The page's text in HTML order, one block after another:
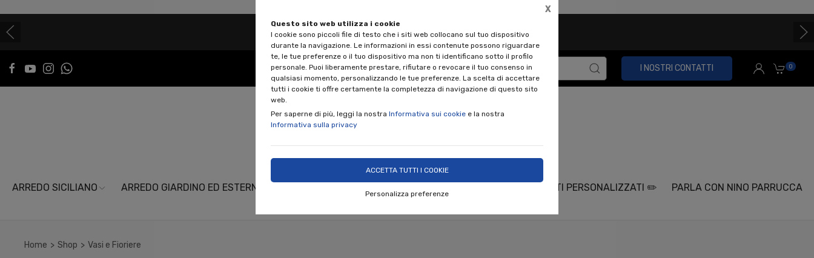
Questo sito web utilizza i cookie
I cookie sono piccoli file di testo che i siti web collocano sul tuo dispositivo
durante la navigazione. Le informazioni in essi contenute possono riguardare
te, le tue preferenze o il tuo dispositivo ma non ti identificano sotto il profilo
personale. Puoi liberamente prestare, rifiutare o revocare il tuo consenso in
qualsiasi momento, personalizzando le tue preferenze. La scelta di accettare
tutti i cookie ti offre certamente la completezza di navigazione di questo sito
web.
Per saperne di più, leggi la nostra Informativa sui cookie e la nostra
Informativa sulla privacy
ACCETTA TUTTI I COOKIE
Personalizza preferenze
X
🎁 REGALA UNA CERAMICA NINO PARRUCCA
I NOSTRI CONTATTI 0
ARREDO SICILIANO ARREDO GIARDINO ED ESTERNI PROGETTI PERSONALIZZATI ✏️
PARLA CON NINO PARRUCCA
Home Shop Vasi e Fioriere